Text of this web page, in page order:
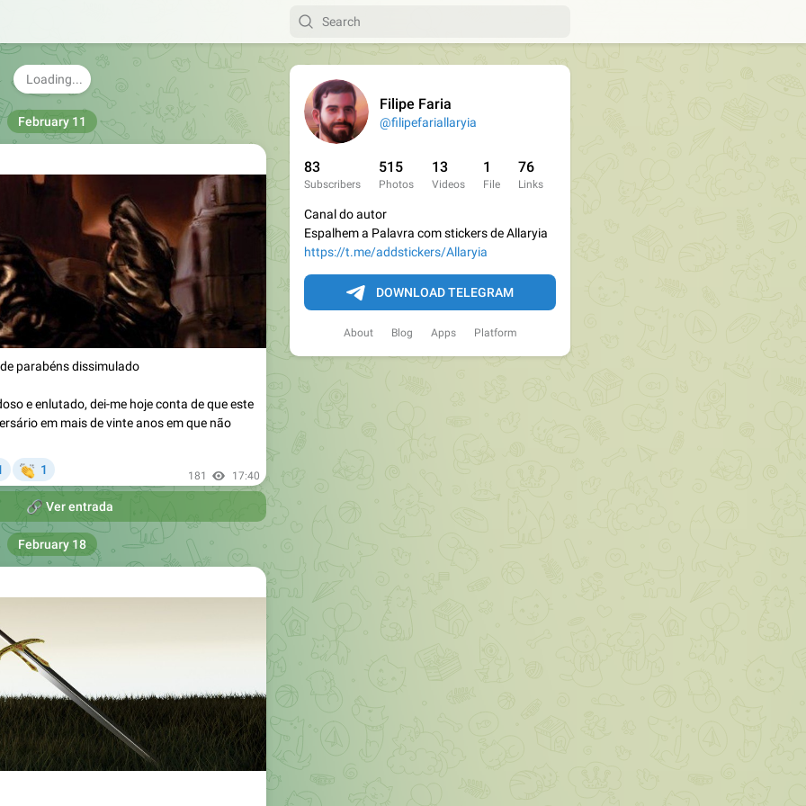
Filipe Faria
@filipefariallaryia
83
Subscribers
515
Photos
13
Videos
1
File
76
Links
Canal do autor
Espalhem a Palavra com stickers de Allaryia
https://t.me/addstickers/Allaryia
DOWNLOAD TELEGRAM
About Blog Apps Platform
do
Ver entrada
parabéns dissimulado
e enlutado, dei-me hoje conta de que este
em mais de vinte anos em que não
1 181 17:40
Ver entrada
February 11
February 18